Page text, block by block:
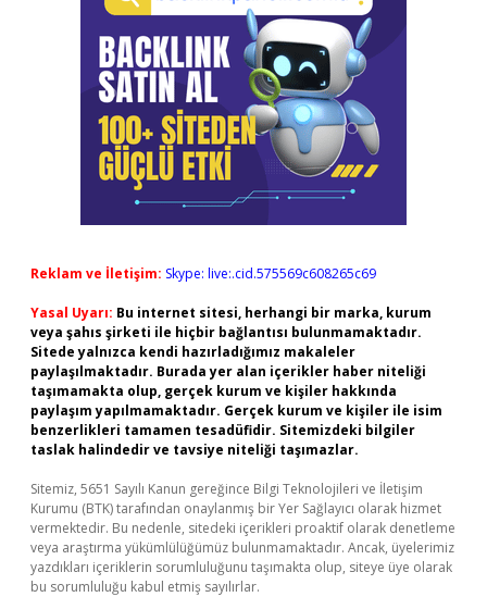
Reklam ve İletişim: Skype: live:.cid.575569c608265c69
Yasal Uyarı: Bu internet sitesi, herhangi bir marka, kurum
veya şahıs şirketi ile hiçbir bağlantısı bulunmamaktadır.
Sitede yalnızca kendi hazırladığımız makaleler
paylaşılmaktadır. Burada yer alan içerikler haber niteliği
taşımamakta olup, gerçek kurum ve kişiler hakkında
paylaşım yapılmamaktadır. Gerçek kurum ve kişiler ile isim
benzerlikleri tamamen tesadüfidir. Sitemizdeki bilgiler
taslak halindedir ve tavsiye niteliği taşımazlar.
Sitemiz, 5651 Sayılı Kanun gereğince Bilgi Teknolojileri ve İletişim
Kurumu (BTK) tarafından onaylanmış bir Yer Sağlayıcı olarak hizmet
vermektedir. Bu nedenle, sitedeki içerikleri proaktif olarak denetleme
veya araştırma yükümlülüğümüz bulunmamaktadır. Ancak, üyelerimiz
yazdıkları içeriklerin sorumluluğunu taşımakta olup, siteye üye olarak
bu sorumluluğu kabul etmiş sayılırlar.